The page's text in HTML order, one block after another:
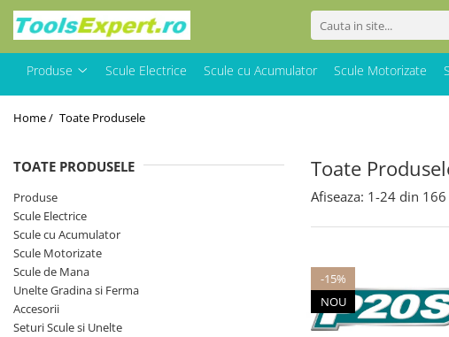
Produse
Total
Produse Scule Electrice Scule cu Acumulator Scule Motorizate
Home / Toate Produsele
Toate
TOATE PRODUSELE
Produse
Scule Electrice
Scule cu Acumulator
Scule Motorizate
Scule de Mana
Unelte Gradina si Ferma
Accesorii
Seturi Scule si Unelte
Afiseaza: 1-24 din 166
-15%
NOU